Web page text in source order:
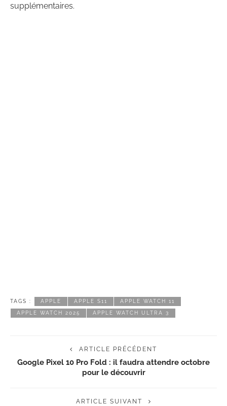
supplémentaires.
TAGS : APPLE APPLE S11 APPLE WATCH 11
APPLE WATCH 2025 APPLE WATCH ULTRA 3
ARTICLE PRÉCÉDENT
Google Pixel 10 Pro Fold : il faudra attendre octobre
pour le découvrir
ARTICLE SUIVANT